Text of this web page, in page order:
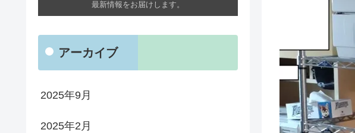
最新情報をお届けします。
アーカイブ
2025年9月
2025年2月